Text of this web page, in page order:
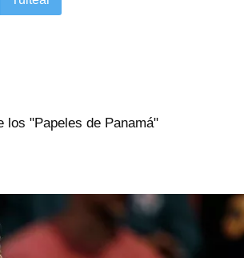
los "Papeles de Panamá"